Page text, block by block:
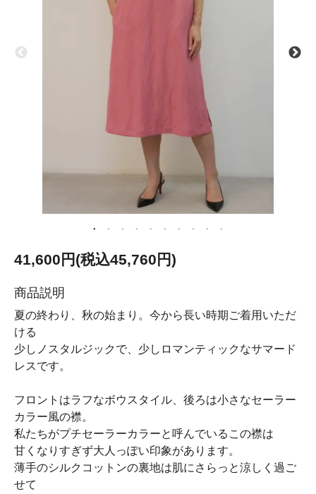
41,600円(税込45,760円)
商品説明
夏の終わり、秋の始まり。今から長い時期ご着用いただ
ける
少しノスタルジックで、少しロマンティックなサマード
レスです。
フロントはラフなボウスタイル、後ろは小さなセーラー
カラー風の襟。
私たちがプチセーラーカラーと呼んでいるこの襟は
甘くなりすぎず大人っぽい印象があります。
薄手のシルクコットンの裏地は肌にさらっと涼しく過ご
せて